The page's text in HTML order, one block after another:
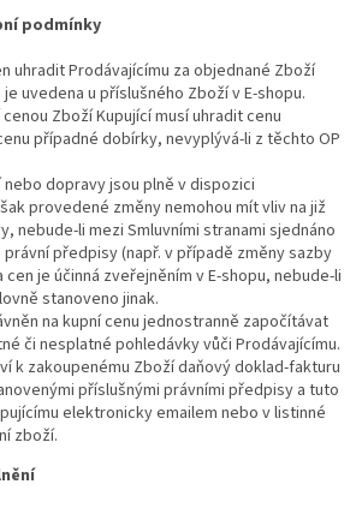
podmínky
uhradit Prodávajícímu za objednané Zboží
uvedena u příslušného Zboží v E-shopu.
Zboží Kupující musí uhradit cenu
případné dobírky, nevyplývá-li z těchto OP
nebo dopravy jsou plně v dispozici
provedené změny nemohou mít vliv na již
nebude-li mezi Smluvními stranami sjednáno
předpisy (např. v případě změny sazby
cen je účinná zveřejněním v E-shopu, nebude-li
stanoveno jinak.
na kupní cenu jednostranně započítávat
či nesplatné pohledávky vůči Prodávajícímu.
k zakoupenému Zboží daňový doklad-fakturu
příslušnými právními předpisy a tuto
elektronicky emailem nebo v listinné
zboží.